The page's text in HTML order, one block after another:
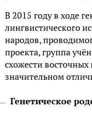
В 2015 году в ходе
лингвистического
народов,
проекта, группа
схожести восточных
значительном
Генетическое